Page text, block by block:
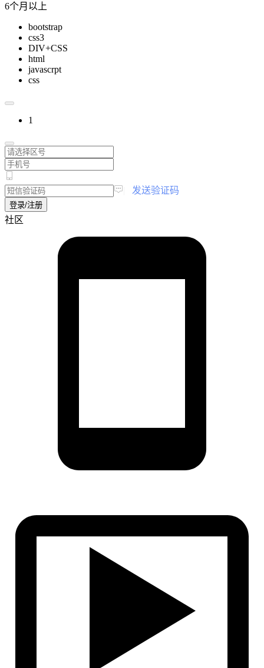
6个月以上
bootstrap
css3
DIV+CSS
html
javascrpt
css
1
发送验证码
登录/注册
社区